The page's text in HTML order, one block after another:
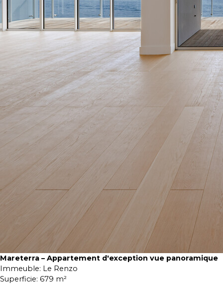
Mareterra – Appartement d'exception vue panoramique
Immeuble: Le Renzo
Superficie: 679 m²